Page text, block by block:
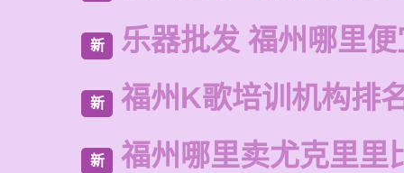
新 乐器批发 福州哪里
新 福州K歌培训机构排
新 福州哪里卖尤克里里